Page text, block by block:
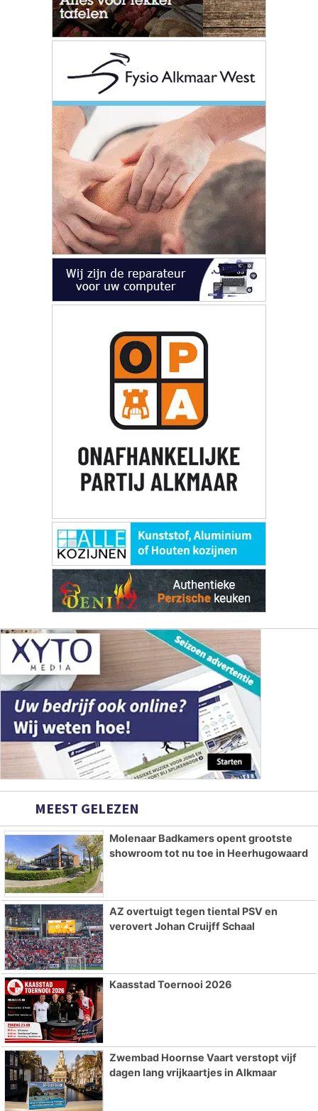
MEEST GELEZEN
Molenaar Badkamers opent grootste
showroom tot nu toe in Heerhugowaard
AZ overtuigt tegen tiental PSV en
verovert Johan Cruijff Schaal
Kaasstad Toernooi 2026
Zwembad Hoornse Vaart verstopt vijf
dagen lang vrijkaartjes in Alkmaar